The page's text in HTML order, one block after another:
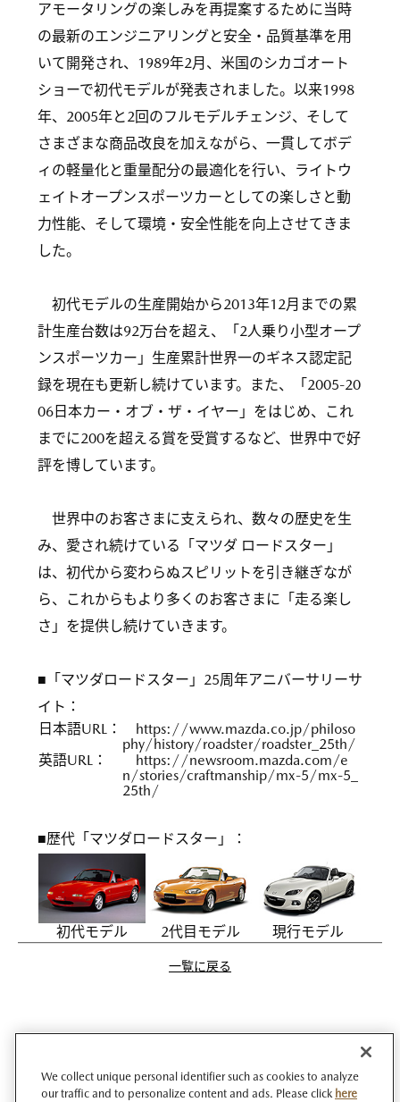
アモータリングの楽しみを再提案するために当時
の最新のエンジニアリングと安全・品質基準を用
いて開発され、1989年2月、米国のシカゴオート
ショーで初代モデルが発表されました。以来1998
年、2005年と2回のフルモデルチェンジ、そして
さまざまな商品改良を加えながら、一貫してボデ
ィの軽量化と重量配分の最適化を行い、ライトウ
ェイトオープンスポーツカーとしての楽しさと動
力性能、そして環境・安全性能を向上させてきま
した。
初代モデルの生産開始から2013年12月までの累
計生産台数は92万台を超え、「2人乗り小型オープ
ンスポーツカー」生産累計世界一のギネス認定記
録を現在も更新し続けています。また、「2005-20
06日本カー・オブ・ザ・イヤー」をはじめ、これ
までに200を超える賞を受賞するなど、世界中で好
評を博しています。
世界中のお客さまに支えられ、数々の歴史を生
み、愛され続けている「マツダ ロードスター」
は、初代から変わらぬスピリットを引き継ぎなが
ら、これからもより多くのお客さまに「走る楽し
さ」を提供し続けていきます。
■「マツダロードスター」25周年アニバーサリーサ
イト：
日本語URL：
https://www.mazda.co.jp/philoso
phy/history/roadster/roadster_25th/
英語URL：
https://newsroom.mazda.com/e
n/stories/craftmanship/mx-5/mx-5_
25th/
■歴代「マツダロードスター」：
初代モデル 2代目モデル 現行モデル
一覧に戻る
We collect unique personal identifier such as cookies to analyze
our traffic and to personalize content and ads. Please click here